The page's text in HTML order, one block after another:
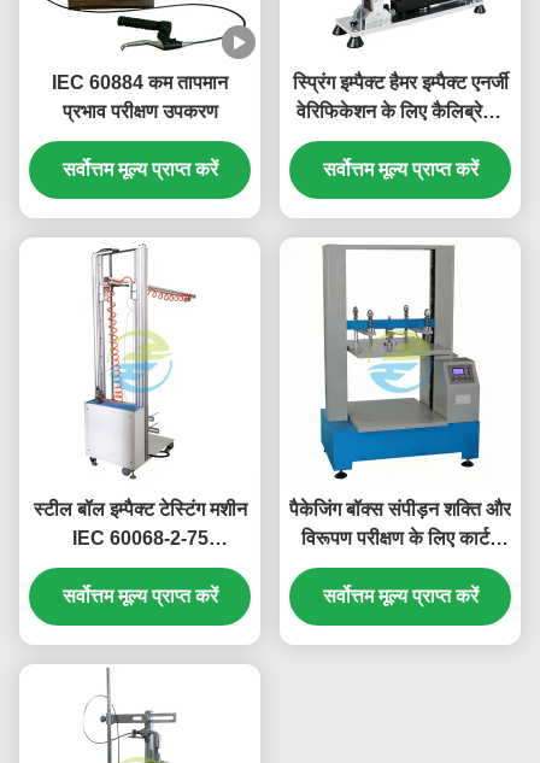
IEC 60884 कम तापमान
प्रभाव परीक्षण उपकरण
सर्वोत्तम मूल्य प्राप्त करें
स्प्रिंग इम्पैक्ट हैमर इम्पैक्ट एनर्जी
वेरिफिकेशन के लिए कैलिब्रेशन
डिवाइस IEC 60068-2-75
इम्पैक्ट टेस्टिंग मशीन कैलिब्रेशन
सिस्टम
सर्वोत्तम मूल्य प्राप्त करें
स्टील बॉल इम्पैक्ट टेस्टिंग मशीन
IEC 60068-2-75
इलेक्ट्रिकल उत्पादों के यांत्रिक
शक्ति सत्यापन के लिए
सर्वोत्तम मूल्य प्राप्त करें
पैकेजिंग बॉक्स संपीड़न शक्ति और
विरूपण परीक्षण के लिए कार्टन
संपीड़न प्रभाव परीक्षण मशीन
सर्वोत्तम मूल्य प्राप्त करें